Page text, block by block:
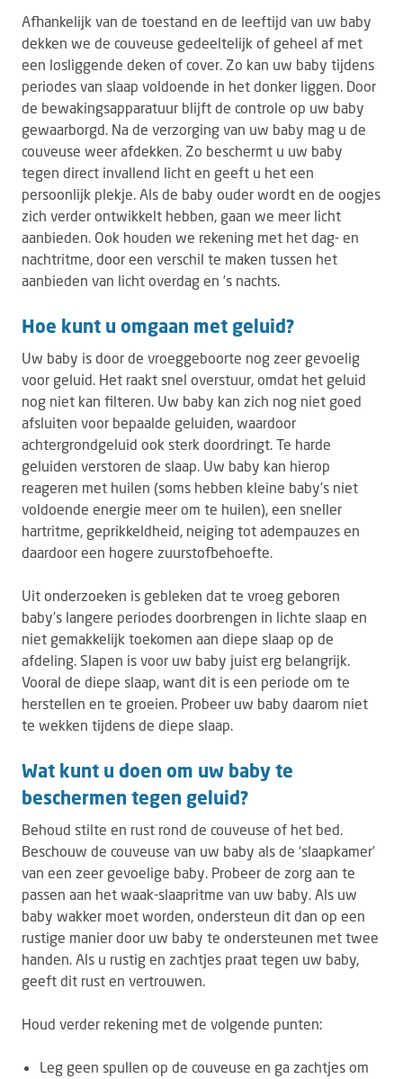
Afhankelijk van de toestand en de leeftijd van uw baby
dekken we de couveuse gedeeltelijk of geheel af met
een losliggende deken of cover. Zo kan uw baby tijdens
periodes van slaap voldoende in het donker liggen. Door
de bewakingsapparatuur blijft de controle op uw baby
gewaarborgd. Na de verzorging van uw baby mag u de
couveuse weer afdekken. Zo beschermt u uw baby
tegen direct invallend licht en geeft u het een
persoonlijk plekje. Als de baby ouder wordt en de oogjes
zich verder ontwikkelt hebben, gaan we meer licht
aanbieden. Ook houden we rekening met het dag- en
nachtritme, door een verschil te maken tussen het
aanbieden van licht overdag en ’s nachts.
Hoe kunt u omgaan met geluid?
Uw baby is door de vroeggeboorte nog zeer gevoelig
voor geluid. Het raakt snel overstuur, omdat het geluid
nog niet kan filteren. Uw baby kan zich nog niet goed
afsluiten voor bepaalde geluiden, waardoor
achtergrondgeluid ook sterk doordringt. Te harde
geluiden verstoren de slaap. Uw baby kan hierop
reageren met huilen (soms hebben kleine baby’s niet
voldoende energie meer om te huilen), een sneller
hartritme, geprikkeldheid, neiging tot adempauzes en
daardoor een hogere zuurstofbehoefte.
Uit onderzoeken is gebleken dat te vroeg geboren
baby’s langere periodes doorbrengen in lichte slaap en
niet gemakkelijk toekomen aan diepe slaap op de
afdeling. Slapen is voor uw baby juist erg belangrijk.
Vooral de diepe slaap, want dit is een periode om te
herstellen en te groeien. Probeer uw baby daarom niet
te wekken tijdens de diepe slaap.
Wat kunt u doen om uw baby te
beschermen tegen geluid?
Behoud stilte en rust rond de couveuse of het bed.
Beschouw de couveuse van uw baby als de ‘slaapkamer’
van een zeer gevoelige baby. Probeer de zorg aan te
passen aan het waak-slaapritme van uw baby. Als uw
baby wakker moet worden, ondersteun dit dan op een
rustige manier door uw baby te ondersteunen met twee
handen. Als u rustig en zachtjes praat tegen uw baby,
geeft dit rust en vertrouwen.
Houd verder rekening met de volgende punten:
Leg geen spullen op de couveuse en ga zachtjes om